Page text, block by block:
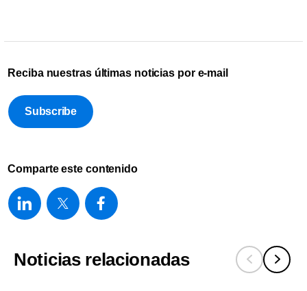
Reciba nuestras últimas noticias por e-mail
Subscribe
Comparte este contenido
Noticias relacionadas